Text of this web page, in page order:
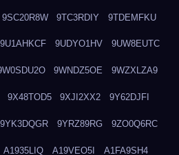
9SC20R8W 9TC3RDIY 9TDEMFKU
9U1AHKCF 9UDYO1HV 9UW8EUTC
9WNDZ5OE 9WZXLZA9
9X48TOD5 9XJI2XX2 9Y62DJFI
9YK3DQGR 9YRZ89RG 9ZO0Q6RC
A1935LIQ A19VEO5I A1FA9SH4